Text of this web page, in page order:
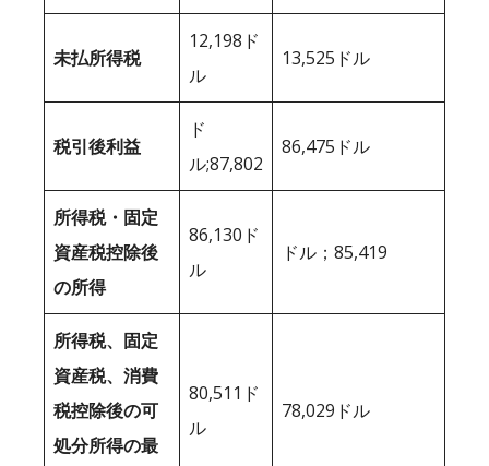
未払所得税
12,198ド
ル
13,525ドル
税引後利益
ド
ル;87,802
86,475ドル
所得税・固定
資産税控除後
の所得
86,130ド
ル
ドル；85,419
所得税、固定
資産税、消費
税控除後の可
処分所得の最
80,511ド
ル
78,029ドル